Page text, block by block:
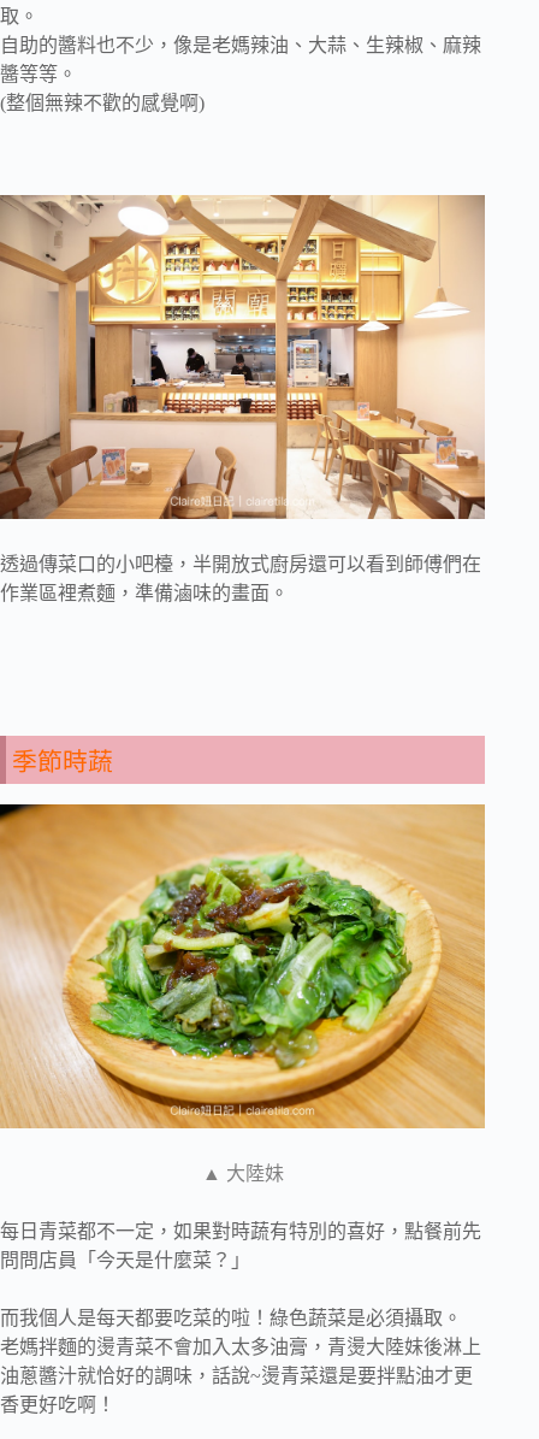
取。
自助的醬料也不少，像是老媽辣油、大蒜、生辣椒、麻辣
醬等等。
(整個無辣不歡的感覺啊)
透過傳菜口的小吧檯，半開放式廚房還可以看到師傅們在
作業區裡煮麵，準備滷味的畫面。
季節時蔬
▲ 大陸妹
每日青菜都不一定，如果對時蔬有特別的喜好，點餐前先
問問店員「今天是什麼菜？」
而我個人是每天都要吃菜的啦！綠色蔬菜是必須攝取。
老媽拌麵的燙青菜不會加入太多油膏，青燙大陸妹後淋上
油蔥醬汁就恰好的調味，話說~燙青菜還是要拌點油才更
香更好吃啊！